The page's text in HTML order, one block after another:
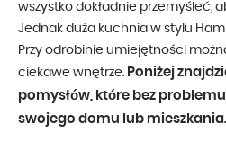
wszystko dokładnie przemyśleć,
Jednak duża kuchnia w stylu
Przy odrobinie umiejętności
ciekawe wnętrze. Poniżej
pomysłów, które bez
swojego domu lub mieszkania.